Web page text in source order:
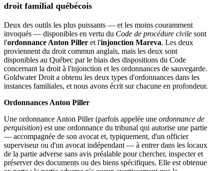
droit familial québécois
Deux des outils les plus puissants — et les moins couramment
invoqués — disponibles en vertu du Code de procédure civile sont
l'ordonnance Anton Piller et l'injonction Mareva. Les deux
proviennent du droit commun anglais, mais les deux sont
disponibles au Québec par le biais des dispositions du Code
concernant la droit à l'injonction et les ordonnances de sauvegarde.
Goldwater Droit a obtenu les deux types d'ordonnances dans les
instances familiales, et nous avons écrit sur chacune en profondeur.
Ordonnances Anton Piller
Une ordonnance Anton Piller (parfois appelée une ordonnance de
perquisition) est une ordonnance du tribunal qui autorise une partie
— accompagnée de son avocat et, typiquement, d'un officier
superviseur ou d'un avocat indépendant — à entrer dans les locaux
de la partie adverse sans avis préalable pour chercher, inspecter et
préserver des documents ou des biens spécifiques. Elle est obtenue